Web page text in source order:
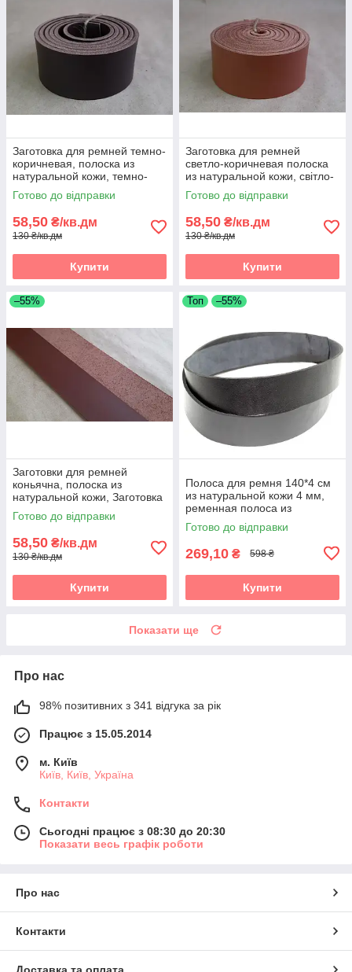
Заготовка для ремней темно-
коричневая, полоска из
натуральной кожи, темно-
коричнева реміна полоса зі
шкіри
Готово до відправки
58,50 ₴/кв.дм
130 ₴/кв.дм
Купити
Заготовка для ремней
светло-коричневая полоска
из натуральной кожи, світло-
коричнева реміна полоса зі
шкіри
Готово до відправки
58,50 ₴/кв.дм
130 ₴/кв.дм
Купити
–55%
Заготовки для ремней
коньячна, полоска из
натуральной кожи, Заготовка
для ременя чорна, полоски зі
шкіри
Готово до відправки
58,50 ₴/кв.дм
130 ₴/кв.дм
Купити
Топ –55%
Полоса для ремня 140*4 см
из натуральной кожи 4 мм,
ременная полоса из
натуральной кожи 1400*40
мм, черная
Готово до відправки
269,10 ₴ 598 ₴
Купити
Показати ще
Про нас
98% позитивних з 341 відгука за рік
Працює з 15.05.2014
м. Київ
Київ, Київ, Україна
Контакти
Сьогодні працює з 08:30 до 20:30
Показати весь графік роботи
Про нас
Контакти